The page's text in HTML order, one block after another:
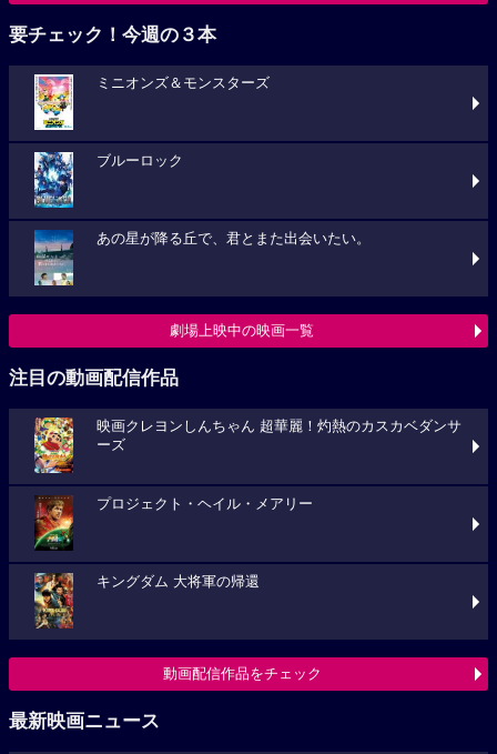
要チェック！今週の３本
ミニオンズ＆モンスターズ
ブルーロック
あの星が降る丘で、君とまた出会いたい。
劇場上映中の映画一覧
注目の動画配信作品
映画クレヨンしんちゃん 超華麗！灼熱のカスカベダンサ
ーズ
プロジェクト・ヘイル・メアリー
キングダム 大将軍の帰還
動画配信作品をチェック
最新映画ニュース